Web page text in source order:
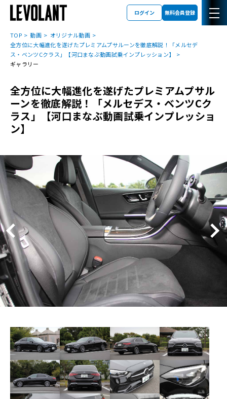
ログイン 無料会員登録
TOP 動画
オリジナル動画
全方位に大幅進化を遂げたプレミアムプサルーンを徹底解説！「メルセデ
ス・ベンツCクラス」【河口まなぶ動画試乗インプレッション】
ギャラリー
全方位に大幅進化を遂げたプレミアムプサル
ーンを徹底解説！「メルセデス・ベンツCク
ラス」【河口まなぶ動画試乗インプレッショ
ン】